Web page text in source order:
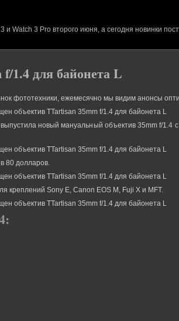
Watch 3 Pro второго июня, а сегодня новинки
1.4 для байонета L
фототехники, ежемесячно мы видим анонсы
новый мануальный объектив 35mm f/
80 долларов.
креплений Sony E, Canon EOS M, Fuji X и MFT.